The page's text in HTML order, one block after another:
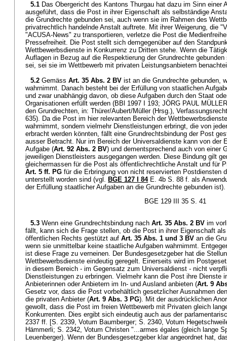
5.1 Das Obergericht des Kantons Thurgau hat dazu im Sinn einer
ausgeführt, dass die Post in ihrer Eigenschaft als selbständige
die Grundrechte gebunden sei, auch wenn sie im Rahmen des
privatrechtlich handelnde Anstalt auftrete. Mit ihrer Weigerung, die
"ACUSA-News" zu transportieren, verletze die Post die
Pressefreiheit. Die Post stellt sich demgegenüber auf den
Wettbewerbsdienste in Konkurrenz zu Dritten stehe. Wenn die
Auflagen in Bezug auf die Respektierung der Grundrechte
sei, sei sie im Wettbewerb mit privaten Leistungsanbietern
5.2 Gemäss Art. 35 Abs. 2 BV ist an die Grundrechte gebunden,
wahrnimmt. Danach besteht bei der Erfüllung von staatlichen
und zwar unabhängig davon, ob diese Aufgaben durch den Staat
Organisationen erfüllt werden (BBl 1997 I 193; JÖRG PAUL
den Grundrechten, in: Thürer/Aubert/Müller (Hrsg.),
635). Da die Post im hier relevanten Bereich der
wahrnimmt, sondern vielmehr Dienstleistungen erbringt, die von
erbracht werden könnten, fällt eine Grundrechtsbindung der Post
ausser Betracht. Nur im Bereich der Universaldienste kann von der
Aufgabe (Art. 92 Abs. 2 BV) und dementsprechend auch von einer
jeweiligen Dienstleisters ausgegangen werden. Diese Bindung gilt
gleichermassen für die Post als öffentlichrechtliche Anstalt und für
Art. 5 ff. PG für die Erbringung von nicht reservierten Postdiensten
unterstellt worden sind (vgl. BGE 127 I 84E. 4b S. 88 f. als
der Erfüllung staatlicher Aufgaben an die Grundrechte gebunden ist).
BGE 129 III 35 S. 41
5.3 Wenn eine Grundrechtsbindung nach Art. 35 Abs. 2 BV im
fällt, kann sich die Frage stellen, ob die Post in ihrer Eigenschaft
öffentlichen Rechts gestützt auf Art. 35 Abs. 1 und 3 BV an die
wenn sie unmittelbar keine staatliche Aufgaben wahrnimmt.
ist diese Frage zu verneinen. Der Bundesgesetzgeber hat die
Wettbewerbsdienste eindeutig geregelt. Einerseits wird im
in diesem Bereich - im Gegensatz zum Universaldienst - nicht
Dienstleistungen zu erbringen. Vielmehr kann die Post ihre Dienste
Anbieterinnen oder Anbietern im In- und Ausland anbieten (Art. 9
Gesetz vor, dass die Post vorbehältlich gesetzlicher Ausnahmen
die privaten Anbieter (Art. 9 Abs. 3 PG). Mit der ausdrücklichen
gewollt, dass die Post im freien Wettbewerb mit Privaten gleich
Konkurrenten. Dies ergibt sich eindeutig auch aus der
2337 ff. [S. 2339, Votum Baumberger; S. 2340, Votum
Hämmerli; S. 2342, Votum Christen "...armes égales (gleich lange
Leuenberger). Wenn der Bundesgesetzgeber klar angeordnet hat,